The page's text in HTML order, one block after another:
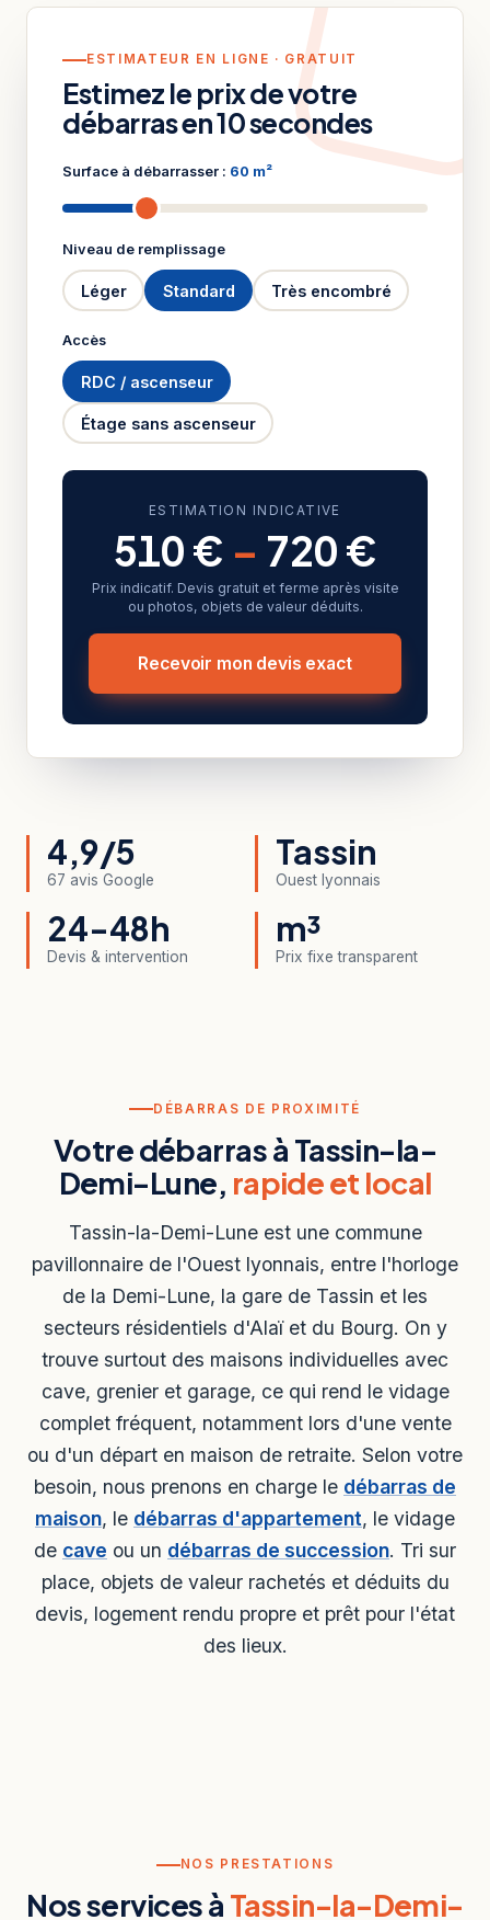
ESTIMATEUR EN LIGNE · GRATUIT
Estimez le prix de votre
débarras en 10 secondes
Surface à débarrasser : 60 m²
Niveau de remplissage
Léger Standard Très encombré
Accès
RDC / ascenseur
Étage sans ascenseur
ESTIMATION INDICATIVE
510 € – 720 €
Prix indicatif. Devis gratuit et ferme après visite
ou photos, objets de valeur déduits.
Recevoir mon devis exact
4,9/5
67 avis Google
Tassin
Ouest lyonnais
24-48h
Devis & intervention
m³
Prix fixe transparent
DÉBARRAS DE PROXIMITÉ
Votre débarras à Tassin-la-
Demi-Lune, rapide et local
Tassin-la-Demi-Lune est une commune
pavillonnaire de l'Ouest lyonnais, entre l'horloge
de la Demi-Lune, la gare de Tassin et les
secteurs résidentiels d'Alaï et du Bourg. On y
trouve surtout des maisons individuelles avec
cave, grenier et garage, ce qui rend le vidage
complet fréquent, notamment lors d'une vente
ou d'un départ en maison de retraite. Selon votre
besoin, nous prenons en charge le débarras de
maison, le débarras d'appartement, le vidage
de cave ou un débarras de succession. Tri sur
place, objets de valeur rachetés et déduits du
devis, logement rendu propre et prêt pour l'état
des lieux.
NOS PRESTATIONS
Nos services à Tassin-la-Demi-